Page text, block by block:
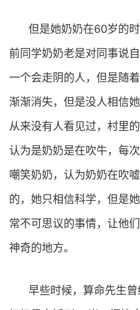
但是她奶奶在60岁的
前同学奶奶老是对同事说
一个会走阴的人，但是随
渐渐消失，但是没人相信
从来没有人看见过，村里
认为是奶奶是在吹牛，每
嘲笑奶奶，认为奶奶在吹
的，她只相信科学，但是
常不可思议的事情，让他
神奇的地方。
早些时候，算命先生